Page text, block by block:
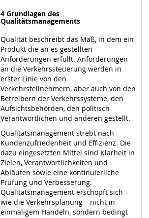
4 Grundlagen des
Qualitätsmanagements
Qualität beschreibt das Maß, in dem ein
Produkt die an es gestellten
Anforderungen erfüllt. Anforderungen
an die Verkehrssteuerung werden in
erster Linie von den
Verkehrsteilnehmern, aber auch von den
Betreibern der Verkehrssysteme, den
Aufsichtsbehörden, den politisch
Verantwortlichen und anderen gestellt.
Qualitätsmanagement strebt nach
Kundenzufriedenheit und Effizienz. Die
dazu eingesetzten Mittel sind Klarheit in
Zielen, Verantwortlichkeiten und
Abläufen sowie eine kontinuierliche
Prüfung und Verbesserung.
Qualitätsmanagement erschöpft sich –
wie die Verkehrsplanung – nicht in
einmaligem Handeln, sondern bedingt